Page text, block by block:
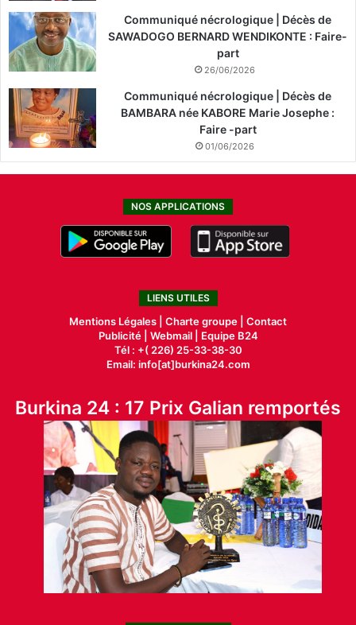
Communiqué nécrologique | Décès de
SAWADOGO BERNARD WENDIKONTE : Faire-
part
26/06/2026
Communiqué nécrologique | Décès de
BAMBARA née KABORE Marie Josephe :
Faire -part
01/06/2026
NOS APPLICATIONS
LIENS UTILES
Mentions Légales | Charte groupe | Contact
Publicité| Webmail |
Equipe B24
Tél : +( 226) 25-33-38-30
Email: info[at]burkina24.com
Burkina 24 : 17 Prix Galian remportés